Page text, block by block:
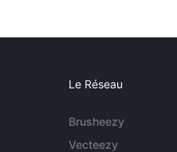
Le Réseau
Brusheezy
Vecteezy